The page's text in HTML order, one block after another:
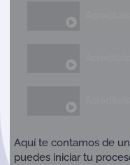
Aquí te contamos de
puedes iniciar tu